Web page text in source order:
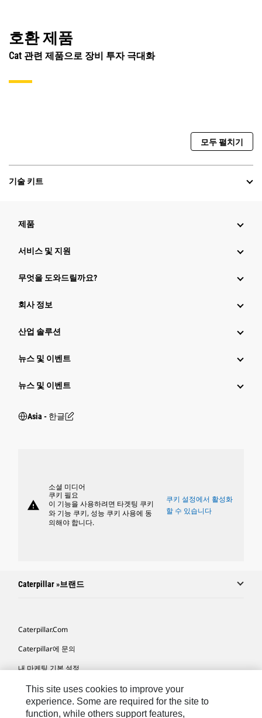
호환 제품
Cat 관련 제품으로 장비 투자 극대화
모두 펼치기
기술 키트
제품
서비스 및 지원
무엇을 도와드릴까요?
회사 정보
산업 솔루션
뉴스 및 이벤트
뉴스 및 이벤트
Asia - 한글
warning
소셜 미디어
쿠키 필요
이 기능을 사용하려면 타겟팅 쿠키
와 기능 쿠키, 성능 쿠키 사용에 동
의해야 합니다.
쿠키 설정에서 활성화
할 수 있습니다
Caterpillar »브랜드
Caterpillar.com
Caterpillar에 문의
내 마케팅 기본 설정
사이트 맵
Cookie Settings
This site uses cookies to improve your
experience. Some are required for the site to
function, while others support features,